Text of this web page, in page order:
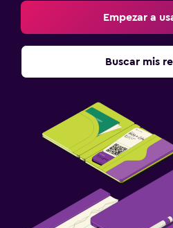
Empezar a
Buscar mis